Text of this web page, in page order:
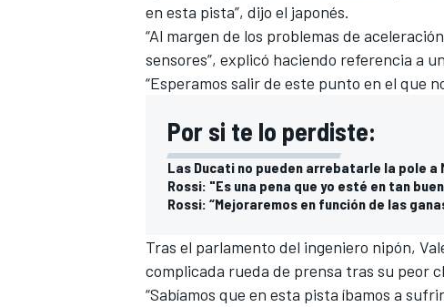
en esta pista”, dijo el japonés.
“Al margen de los problemas de
sensores”, explicó haciendo referencia a
“Esperamos salir de este punto en el que
Por si te lo perdiste:
Las Ducati no pueden arrebatarle la pole a
Rossi: "Es una pena que yo esté en tan
Rossi: “Mejoraremos en función de las
Tras el parlamento del ingeniero nipón,
complicada rueda de prensa tras su peor
“Sabíamos que en esta pista íbamos a